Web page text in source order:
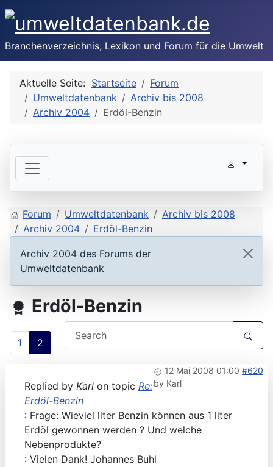
Branchenverzeichnis, Lexikon und Forum für die Umwelt
Aktuelle Seite: Startseite
Forum
Umweltdatenbank
Archiv bis 2008
Archiv 2004
Erdöl-Benzin
Forum Umweltdatenbank
Archiv bis 2008
Archiv 2004
Erdöl-Benzin
Archiv 2004 des Forums der
Umweltdatenbank
Erdöl-Benzin
1 2
12 Mai 2008 01:00 #620
by Karl
Replied by Karl on topic Re:
Erdöl-Benzin
: Frage: Wieviel liter Benzin können aus 1 liter
Erdöl gewonnen werden ? Und welche
Nebenprodukte?
: Vielen Dank! Johannes Buhl